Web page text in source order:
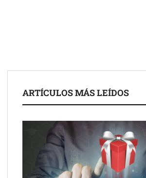
ARTÍCULOS MÁS LEÍDOS